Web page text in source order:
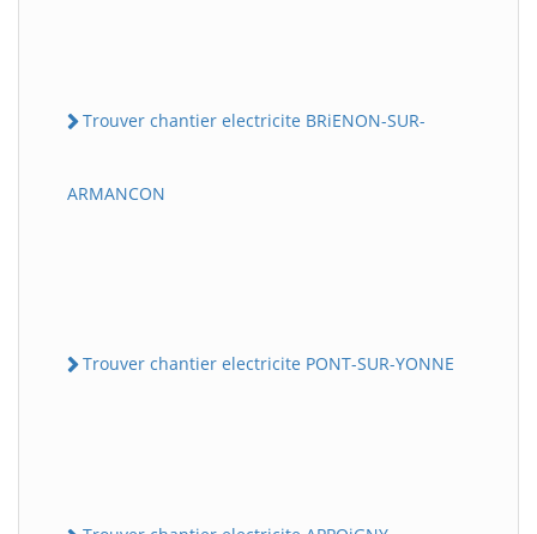
Trouver chantier electricite BRiENON-SUR-
ARMANCON
Trouver chantier electricite PONT-SUR-YONNE